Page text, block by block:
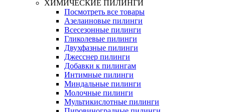
ХИМИЧЕСКИЕ ПИЛИНГИ
Посмотреть все товары
Азелаиновые пилинги
Всесезонные пилинги
Гликолевые пилинги
Двухфазные пилинги
Джесснер пилинги
Добавки к пилингам
Интимные пилинги
Миндальные пилинги
Молочные пилинги
Мультикислотные пилинги